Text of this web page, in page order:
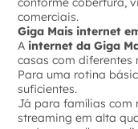
comerciais.
Giga Mais internet
A internet da Giga
casas com diferentes
Para uma rotina
suficientes.
Já para famílias com
streaming em alta